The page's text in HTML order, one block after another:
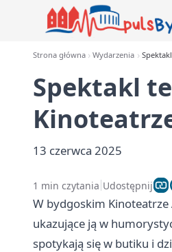
Strona główna Wydarzenia
Spektakl
13 czerwca 2025
1 min czytania Udostępnij
W bydgoskim
ukazujące ją w
spotykają się w butiku i